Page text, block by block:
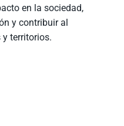
en la sociedad,
y contribuir al
territorios.